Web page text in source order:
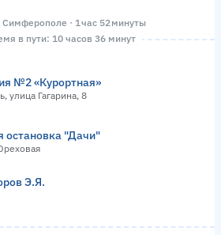
· 1 час 52 минуты
в пути: 10 часов 36 минут
№2 «Курортная»
улица Гагарина, 8
остановка "Дачи"
Э.Я.